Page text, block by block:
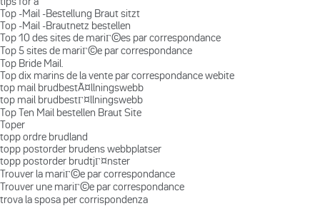
Top -Mail -Bestellung Braut sitzt
Top -Mail -Brautnetz bestellen
Top 10 des sites de mariГ©es par correspondance
Top 5 sites de mariГ©e par correspondance
Top Bride Mail.
Top dix marins de la vente par correspondance webite
top mail brudbestÃ¤llningswebb
top mail brudbestГ¤llningswebb
Top Ten Mail bestellen Braut Site
Toper
topp ordre brudland
topp postorder brudens webbplatser
topp postorder brudtjГ¤nster
Trouver la mariГ©e par correspondance
Trouver une mariГ©e par correspondance
trova la sposa per corrispondenza